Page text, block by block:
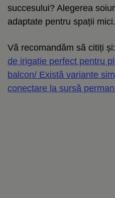
succesului? Alegerea
adaptate pentru spații mici.
Vă recomandăm să citiți și:
de irigație perfect pentru
balcon/ Există variante
conectare la sursă